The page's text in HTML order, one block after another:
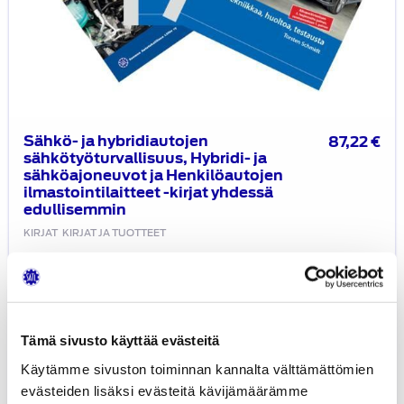
Tämä sivusto käyttää evästeitä
Käytämme sivuston toiminnan kannalta välttämättömien
evästeiden lisäksi evästeitä kävijämäärämme
Sähkö- ja hybridiautojen
sähkötyöturvallisuus, Hybridi- ja
sähköajoneuvot ja Henkilöautojen
ilmastointilaitteet -kirjat yhdessä
edullisemmin
KIRJAT KIRJAT JA TUOTTEET
87,22€
edullisemmin
Hybridi-
sähköajoneuvot